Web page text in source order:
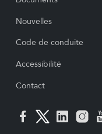
Nouvelles
Code de conduite
Accessibilité
Contact